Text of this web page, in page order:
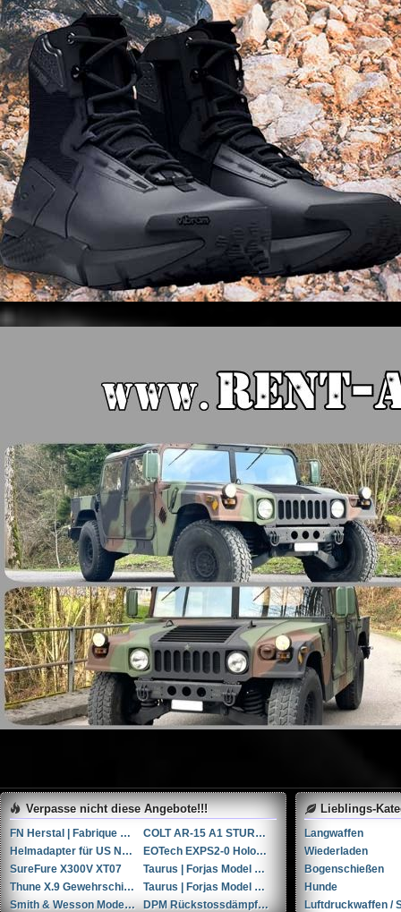
Verpasse nicht diese Angebote!!!
FN Herstal | Fabrique Nationale HiPower 9x19mm Parabellum/Luger/NATO
COLT AR-15 A1 STURMGEWEHR (Vollautomat)
Helmadapter für US Navy HGU-68/P und JHMCS Nachtsichtgeräte
EOTech EXPS2-0 Holografisches Visier und 3x Vortex Vergrößerungsglas
SureFure X300V XT07
Taurus | Forjas Model Raging Bull cal. 454Casull
Thune X.9 Gewehrschiessschuhe (42)
Taurus | Forjas Model 85S cal. .38spl
Smith & Wesson Model M&P9 Shield cal. 9mmP
DPM Rückstossdämpfer Glock 19/19x/23/45 Gen. 4/5
Lieblings-
Langwaffen
Wiederladen
Bogenschießen
Hunde
Luftdruckwaffen /